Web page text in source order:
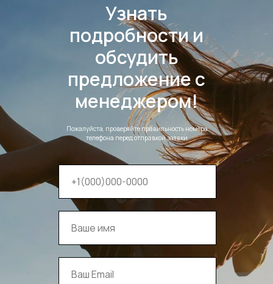
Узнать
подробности и
обсудить
предложение с
менеджером!
Пожалуйста, проверяйте правильность номера
телефона перед отправкой заявки